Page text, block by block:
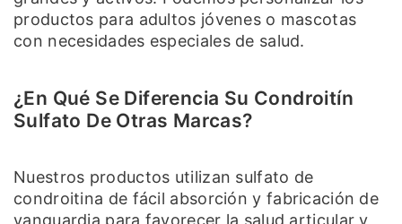
productos para adultos jóvenes o mascotas
con necesidades especiales de salud.
¿En Qué Se Diferencia Su Condroitín
Sulfato De Otras Marcas?
Nuestros productos utilizan sulfato de
condroitina de fácil absorción y fabricación de
vanguardia para favorecer la salud articular y